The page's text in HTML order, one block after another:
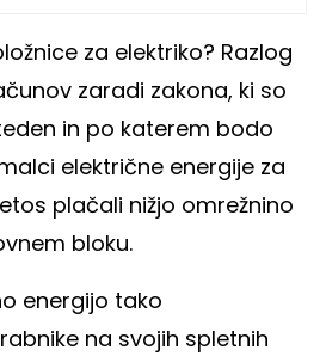
za elektriko? Razlog
zaradi zakona, ki so
in po katerem bodo
električne energije za
plačali nižjo omrežnino
bloku.
energijo tako
na svojih spletnih